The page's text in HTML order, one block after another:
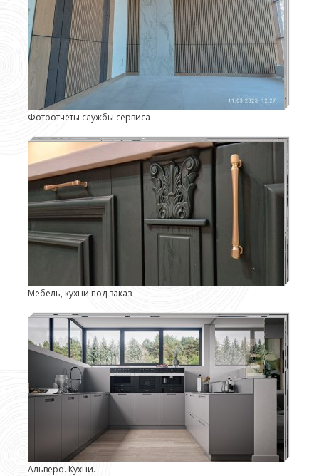
Фотоотчеты службы сервиса
Мебель, кухни под заказ
Альверо. Кухни.